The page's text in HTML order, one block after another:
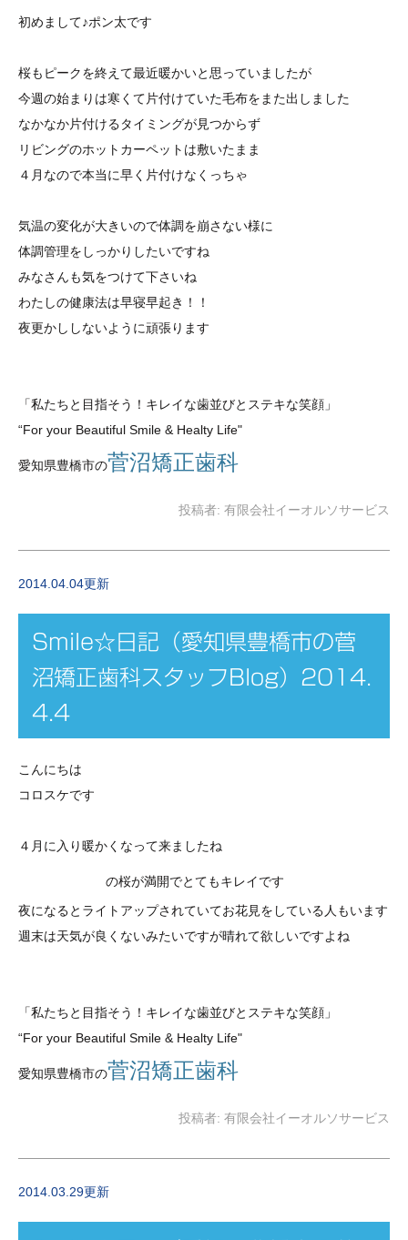
初めまして♪ポン太です
桜もピークを終えて最近暖かいと思っていましたが
今週の始まりは寒くて片付けていた毛布をまた出しました
なかなか片付けるタイミングが見つからず
リビングのホットカーペットは敷いたまま
４月なので本当に早く片付けなくっちゃ
気温の変化が大きいので体調を崩さない様に
体調管理をしっかりしたいですね
みなさんも気をつけて下さいね
わたしの健康法は早寝早起き！！
夜更かししないように頑張ります
「私たちと目指そう！キレイな歯並びとステキな笑顔 」
“For your Beautiful Smile & Healty Life"
愛知県豊橋市の菅沼矯正歯科
投稿者: 有限会社イーオルソサービス
2014.04.04更新
Smile☆日記（愛知県豊橋市の菅
沼矯正歯科スタッフBlog）2014.
4.4
こんにちは
コロスケです
４月に入り暖かくなって来ましたね
の桜が満開でとてもキレイです
夜になるとライトアップされていてお花見をしている人もいます
週末は天気が良くないみたいですが晴れて欲しいですよね
「私たちと目指そう！キレイな歯並びとステキな笑顔 」
“For your Beautiful Smile & Healty Life"
愛知県豊橋市の菅沼矯正歯科
投稿者: 有限会社イーオルソサービス
2014.03.29更新